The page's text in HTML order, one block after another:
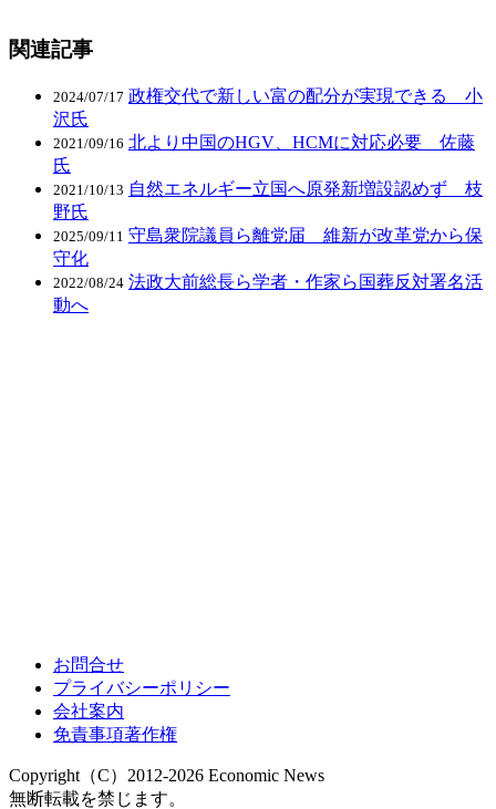
関連記事
2024/07/17 政権交代で新しい富の配分が実現できる 小
沢氏
2021/09/16 北より中国のHGV、HCMに対応必要 佐藤
氏
2021/10/13 自然エネルギー立国へ原発新増設認めず 枝
野氏
2025/09/11 守島衆院議員ら離党届 維新が改革党から保
守化
2022/08/24 法政大前総長ら学者・作家ら国葬反対署名活
動へ
お問合せ
プライバシーポリシー
会社案内
免責事項著作権
Copyright（C）2012-2026 Economic News
無断転載を禁じます。